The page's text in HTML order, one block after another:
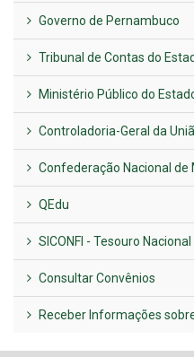
Governo de Pernambuco
Tribunal de Contas do
Ministério Público do
Controladoria-Geral da
Confederação Nacional de
QEdu
SICONFI - Tesouro Nacional
Consultar Convênios
Receber Informações